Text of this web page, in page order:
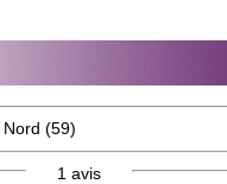
Nord (59)
1 avis